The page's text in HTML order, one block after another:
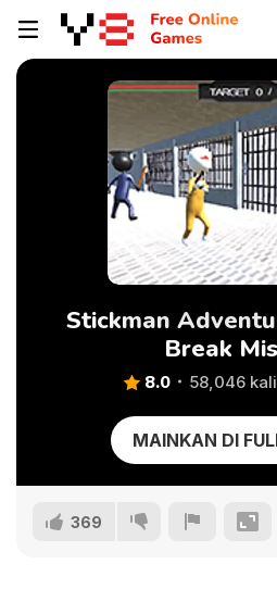
Stickman
Break
8.0 58,046
MAINKAN DI
369